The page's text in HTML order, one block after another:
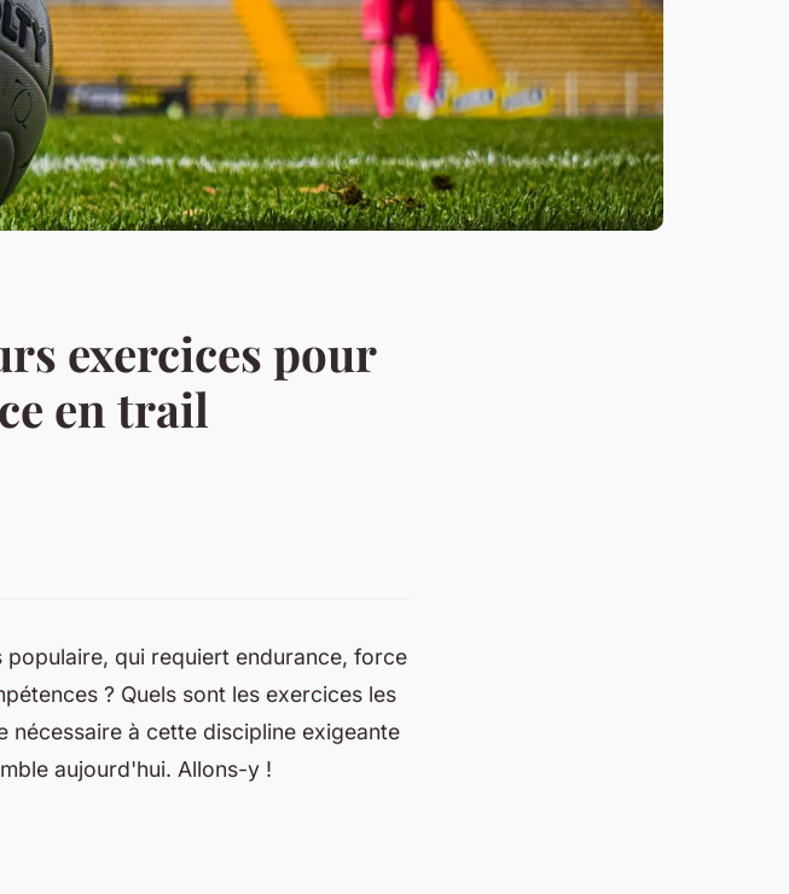
exercices pour
en trail
qui requiert endurance, force
? Quels sont les exercices les
à cette discipline exigeante
aujourd'hui. Allons-y !